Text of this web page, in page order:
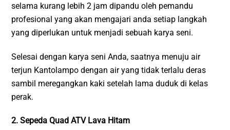
selama kurang lebih 2 jam dipandu oleh pemandu
profesional yang akan mengajari anda setiap langkah
yang diperlukan untuk menjadi sebuah karya seni.
Selesai dengan karya seni Anda, saatnya menuju air
terjun Kantolampo dengan air yang tidak terlalu deras
sambil meregangkan kaki setelah lama duduk di kelas
perak.
2. Sepeda Quad ATV Lava Hitam